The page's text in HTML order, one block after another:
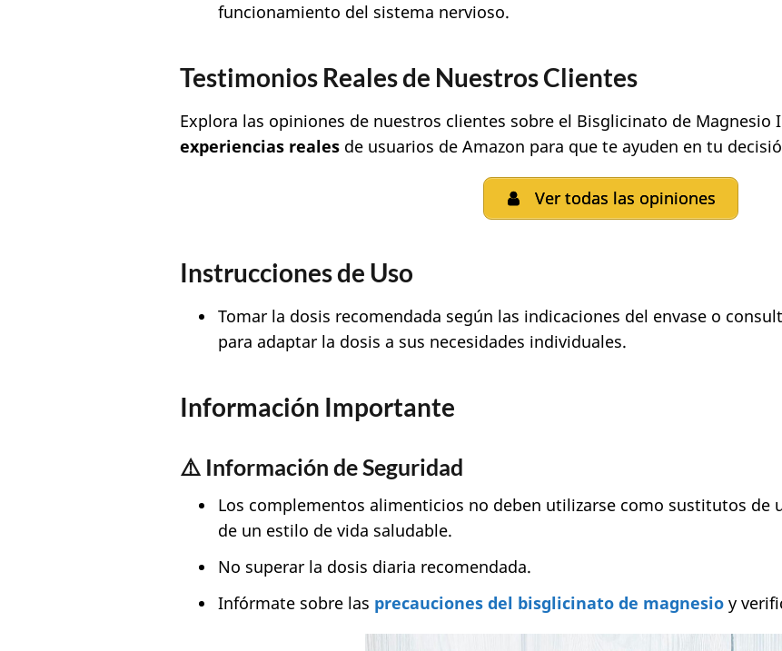
funcionamiento del sistema nervioso.
Testimonios Reales de Nuestros Clientes
Explora las opiniones de nuestros clientes sobre el Bisglicinato de
experiencias reales de usuarios de Amazon para que te ayuden en tu
Ver todas las opiniones
Instrucciones de Uso
Tomar la dosis recomendada según las indicaciones del envase o
para adaptar la dosis a sus necesidades individuales.
Información Importante
⚠️ Información de Seguridad
Los complementos alimenticios no deben utilizarse como sustitutos de
de un estilo de vida saludable.
No superar la dosis diaria recomendada.
Infórmate sobre las precauciones del bisglicinato de magnesio y